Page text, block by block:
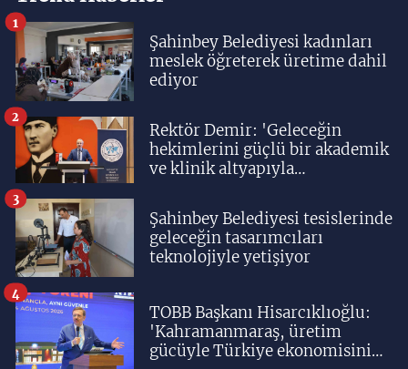
Şahinbey Belediyesi kadınları
meslek öğreterek üretime dahil
ediyor
1
Rektör Demir: 'Geleceğin
hekimlerini güçlü bir akademik
ve klinik altyapıyla
2
Şahinbey Belediyesi tesislerinde
geleceğin tasarımcıları
teknolojiyle yetişiyor
3
TOBB Başkanı Hisarcıklıoğlu:
'Kahramanmaraş, üretim
gücüyle Türkiye ekonomisinin
4